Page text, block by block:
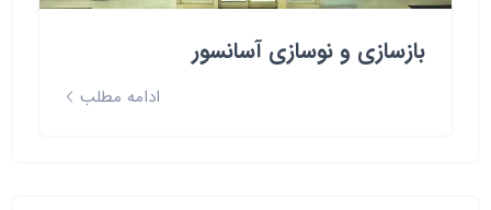
بازسازی و نوسازی آسانسور
ادامه مطلب